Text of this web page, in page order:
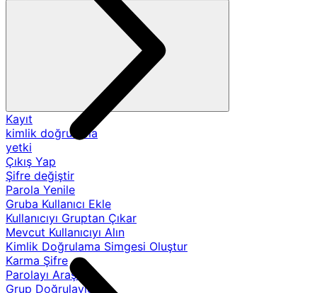
Kayıt
kimlik doğrulama
yetki
Çıkış Yap
Şifre değiştir
Parola Yenile
Gruba Kullanıcı Ekle
Kullanıcıyı Gruptan Çıkar
Mevcut Kullanıcıyı Alın
Kimlik Doğrulama Simgesi Oluştur
Karma Şifre
Parolayı Araştır
Grup Doğrulayıcıları